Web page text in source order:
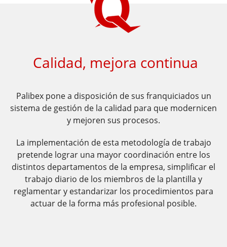
​​ Calidad, mejora continua
Palibex pone a disposición de sus franquiciados un
sistema de gestión de la calidad para que modernicen
y mejoren sus procesos.
La implementación de esta metodología de trabajo
pretende lograr una mayor coordinación entre los
distintos departamentos de la empresa, simplificar el
trabajo diario de los miembros de la plantilla y
reglamentary estandarizar los procedimientos para
actuar de la forma más profesional posible.